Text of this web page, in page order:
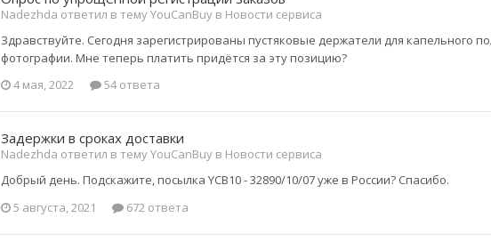
Nadezhda ответил в тему YouCanBuy в Новости сервиса
Здравствуйте. Сегодня зарегистрированы пустяковые держатели для капельного
фотографии. Мне теперь платить придётся за эту позицию?
4 мая, 2022
54 ответа
Задержки в сроках доставки
Nadezhda ответил в тему YouCanBuy в Новости сервиса
Добрый день. Подскажите, посылка YCB10 - 32890/10/07 уже в России? Спасибо.
5 августа, 2021
672 ответа